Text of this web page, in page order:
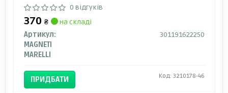
0 відгуків
370 ₴
на складі
Артикул:
301191622250
MAGNETI
MARELLI
ПРИДБАТИ Код: 3210178-46